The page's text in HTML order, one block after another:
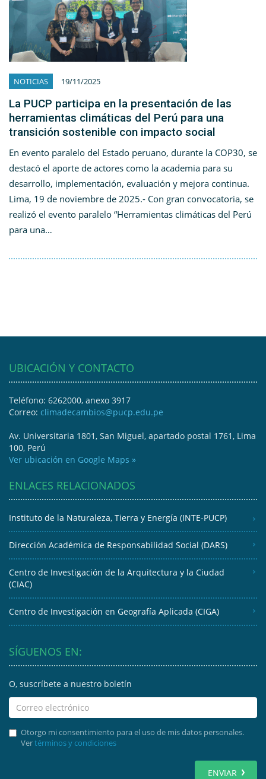
NOTICIAS 19/11/2025
La PUCP participa en la presentación de las
herramientas climáticas del Perú para una
transición sostenible con impacto social
En evento paralelo del Estado peruano, durante la COP30, se
destacó el aporte de actores como la academia para su
desarrollo, implementación, evaluación y mejora continua.
Lima, 19 de noviembre de 2025.- Con gran convocatoria, se
realizó el evento paralelo “Herramientas climáticas del Perú
para una…
UBICACIÓN Y CONTACTO
Teléfono: 6262000, anexo 3917
Correo: climadecambios@pucp.edu.pe
Av. Universitaria 1801, San Miguel, apartado postal 1761, Lima
100, Perú
Ver ubicación en Google Maps »
ENLACES RELACIONADOS
Instituto de la Naturaleza, Tierra y Energía (INTE-PUCP)
Dirección Académica de Responsabilidad Social (DARS)
Centro de Investigación de la Arquitectura y la Ciudad
(CIAC)
Centro de Investigación en Geografía Aplicada (CIGA)
SÍGUENOS EN:
O, suscríbete a nuestro boletín
Otorgo mi consentimiento para el uso de mis datos personales.
Vertérminos y condiciones
ENVIAR